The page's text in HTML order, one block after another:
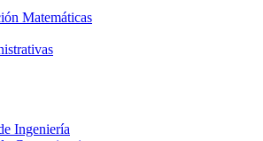
Matemáticas
Ingeniería